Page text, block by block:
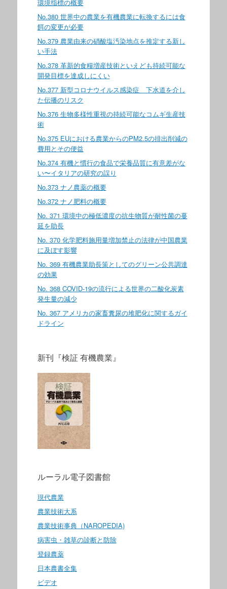
環境指標の概要
No.380 世界中の農業を有機農業に転換するには食
餌の変更が必要
No.379 農業由来の硝酸塩汚染地点を推定する新し
い手法
No.378 革新的食糧増産技術といえども持続可能な
開発目標を達成しにくい
No.377 新型コロナウイルス感染症 下水道を介し
た伝播のリスク
No.376 生物多様性重視の持続可能なコムギ生産技
術
No.375 EUにおける農業からのPM2.5の排出削減の
費用とその便益
No.374 有機と慣行の食品で栄養品質に有意差がな
い〜イタリアの研究の誤り
No.373 ナノ農薬の概要
No.372 ナノ肥料の概要
No. 371 環境中の極低濃度の抗生物質が耐性菌の蔓
延を助長
No. 370 化学肥料施用量増加禁止の法律が中国農業
に及ぼす影響
No. 369 有機農業助長策としてのグリーン公共調達
の効果
No. 368 COVID-19の流行による世界の二酸化炭素
発生量の減少
No. 367 アメリカの家畜糞尿の堆肥化に関するガイ
ドライン
新刊『検証 有機農業』
ルーラル電子図書館
現代農業
農業技術大系
農業技術事典（NAROPEDIA)
病害虫・雑草の診断と防除
登録農薬
日本農書全集
ビデオ